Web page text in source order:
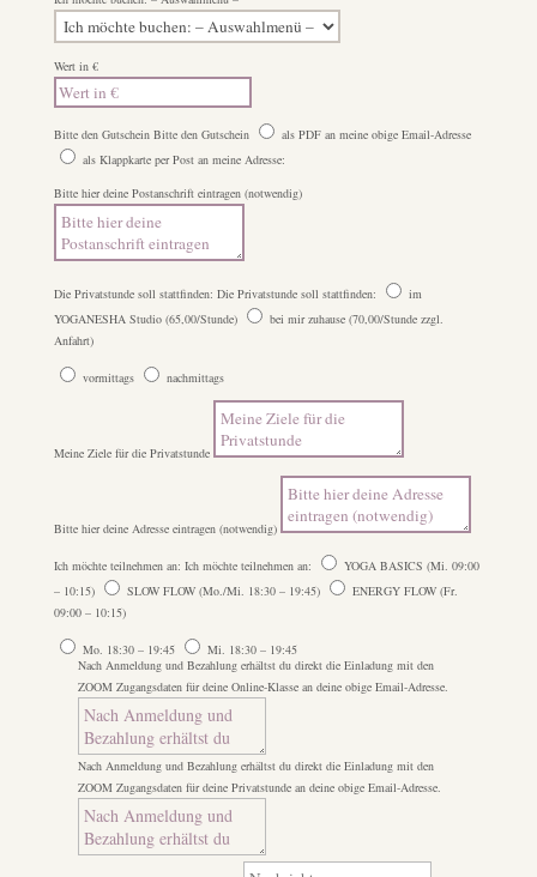
Wert in €
Bitte den Gutschein Bitte den Gutschein
als PDF an meine obige Email-Adresse
als Klappkarte per Post an meine Adresse:
Bitte hier deine Postanschrift eintragen (notwendig)
Die Privatstunde soll stattfinden: Die Privatstunde soll stattfinden:
im
YOGANESHA Studio (65,00/Stunde)
bei mir zuhause (70,00/Stunde zzgl.
Anfahrt)
vormittags nachmittags
Meine Ziele für die Privatstunde
Bitte hier deine Adresse eintragen (notwendig)
Ich möchte teilnehmen an: Ich möchte teilnehmen an:
YOGA BASICS (Mi. 09:00
– 10:15)
SLOW FLOW (Mo./Mi. 18:30 – 19:45)
ENERGY FLOW (Fr.
09:00 – 10:15)
Mo. 18:30 – 19:45
Mi. 18:30 – 19:45
Nach Anmeldung und Bezahlung erhältst du direkt die Einladung mit den
ZOOM Zugangsdaten für deine Online-Klasse an deine obige Email-Adresse.
Nach Anmeldung und Bezahlung erhältst du direkt die Einladung mit den
ZOOM Zugangsdaten für deine Privatstunde an deine obige Email-Adresse.